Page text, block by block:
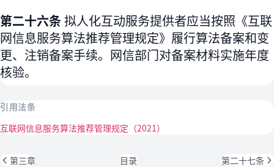
第二十六条拟人化互动服务提供者应当按照《互联
网信息服务算法推荐管理规定》履行算法备案和变
更、注销备案手续。网信部门对备案材料实施年度
核验。
引用法条
互联网信息服务算法推荐管理规定（2021）
第三章 目录 第二十七条